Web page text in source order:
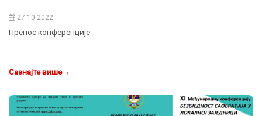
27.10.2022.
Пренос конференције
Сазнајте више→